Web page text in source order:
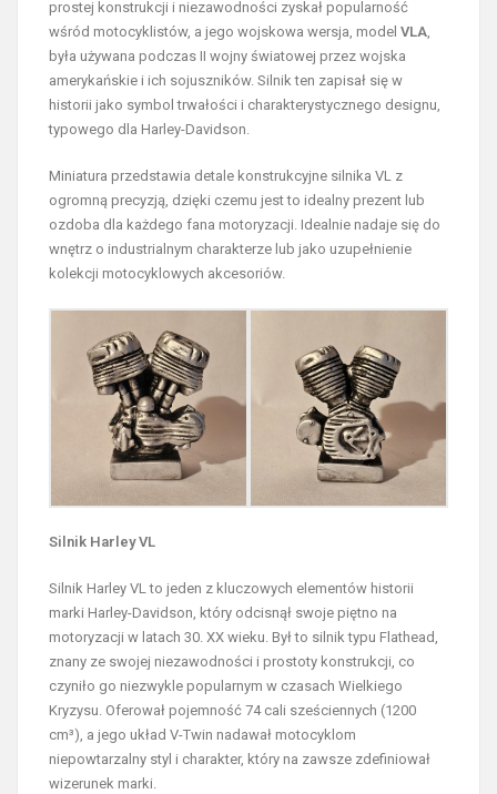
prostej konstrukcji i niezawodności zyskał popularność
wśród motocyklistów, a jego wojskowa wersja, model VLA,
była używana podczas II wojny światowej przez wojska
amerykańskie i ich sojuszników. Silnik ten zapisał się w
historii jako symbol trwałości i charakterystycznego designu,
typowego dla Harley-Davidson.
Miniatura przedstawia detale konstrukcyjne silnika VL z
ogromną precyzją, dzięki czemu jest to idealny prezent lub
ozdoba dla każdego fana motoryzacji. Idealnie nadaje się do
wnętrz o industrialnym charakterze lub jako uzupełnienie
kolekcji motocyklowych akcesoriów.
Silnik Harley VL
Silnik Harley VL to jeden z kluczowych elementów historii
marki Harley-Davidson, który odcisnął swoje piętno na
motoryzacji w latach 30. XX wieku. Był to silnik typu Flathead,
znany ze swojej niezawodności i prostoty konstrukcji, co
czyniło go niezwykle popularnym w czasach Wielkiego
Kryzysu. Oferował pojemność 74 cali sześciennych (1200
cm³), a jego układ V-Twin nadawał motocyklom
niepowtarzalny styl i charakter, który na zawsze zdefiniował
wizerunek marki.